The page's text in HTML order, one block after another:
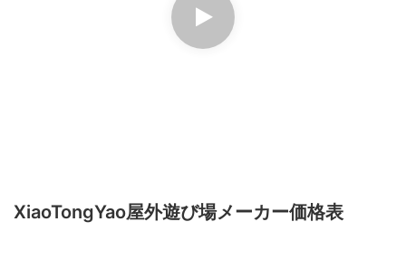
XiaoTongYao屋外遊び場メーカー価格表